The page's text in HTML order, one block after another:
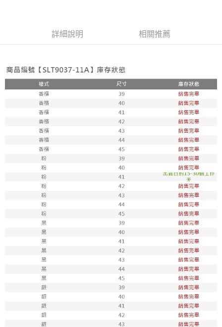
付款後全家取貨
每筆NT$100，滿NT$1,800(含以上)免運費
7-11取貨付款
每筆NT$100，滿NT$1,800(含以上)免運費
付款後711取貨
每筆NT$100，滿NT$1,800(含以上)免運費
每筆NT$150，滿NT$1,800(含以上)免運費
詳細說明 相關推薦